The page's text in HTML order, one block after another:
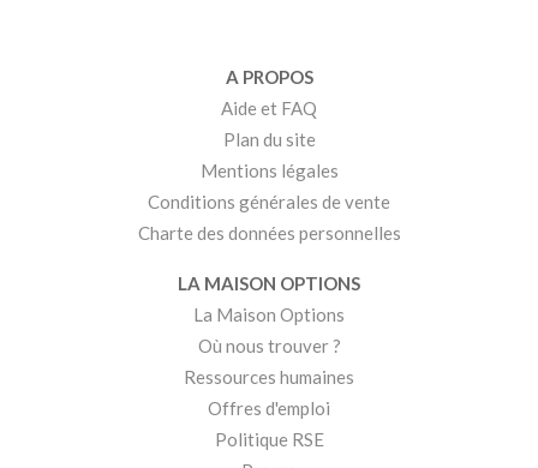
A PROPOS
Aide et FAQ
Plan du site
Mentions légales
Conditions générales de vente
Charte des données personnelles
LA MAISON OPTIONS
La Maison Options
Où nous trouver ?
Ressources humaines
Offres d'emploi
Politique RSE